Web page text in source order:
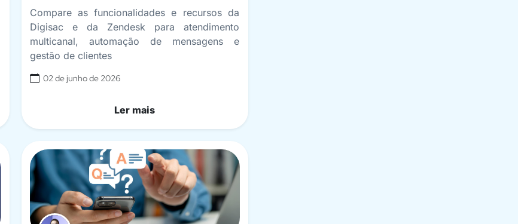
Compare as funcionalidades e recursos da
Digisac e da Zendesk para atendimento
multicanal, automação de mensagens e
gestão de clientes
02 de junho de 2026
Ler mais